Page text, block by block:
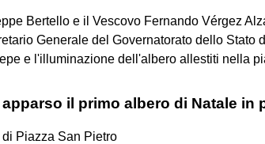
Bertello e il Vescovo Fernando Vérgez
Generale del Governatorato dello Stato
e l'illuminazione dell'albero allestiti nella
il primo albero di Natale in
Piazza San Pietro